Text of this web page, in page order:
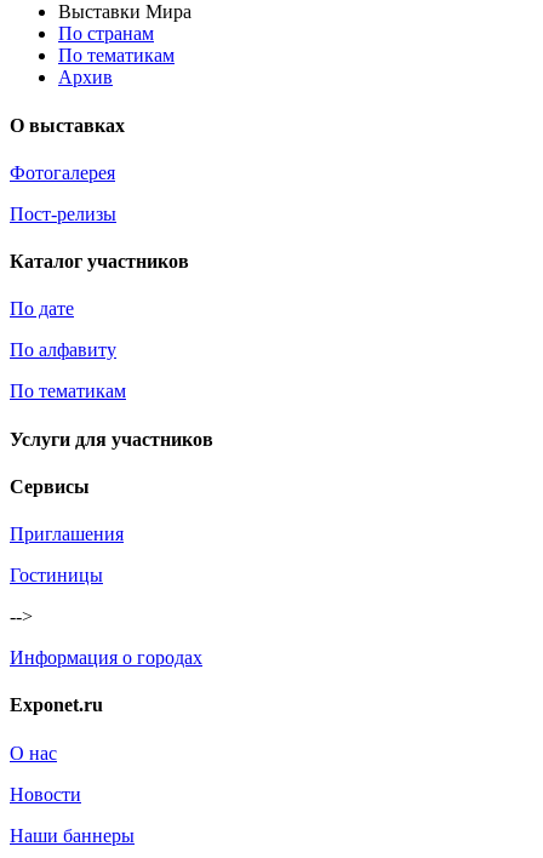
Выставки Мира
По странам
По тематикам
Архив
О выставках
Фотогалерея
Пост-релизы
Каталог участников
По дате
По алфавиту
По тематикам
Услуги для участников
Сервисы
Приглашения
Гостиницы
-->
Информация о городах
Exponet.ru
О нас
Новости
Наши баннеры